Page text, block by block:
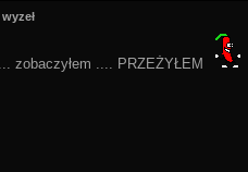
zobaczyłem .... PRZEŻYŁEM